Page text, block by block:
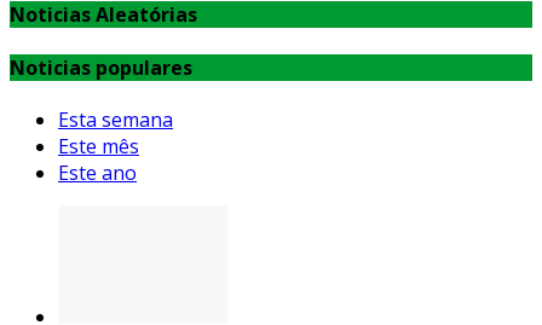
Noticias Aleatórias
Noticias populares
Esta semana
Este mês
Este ano